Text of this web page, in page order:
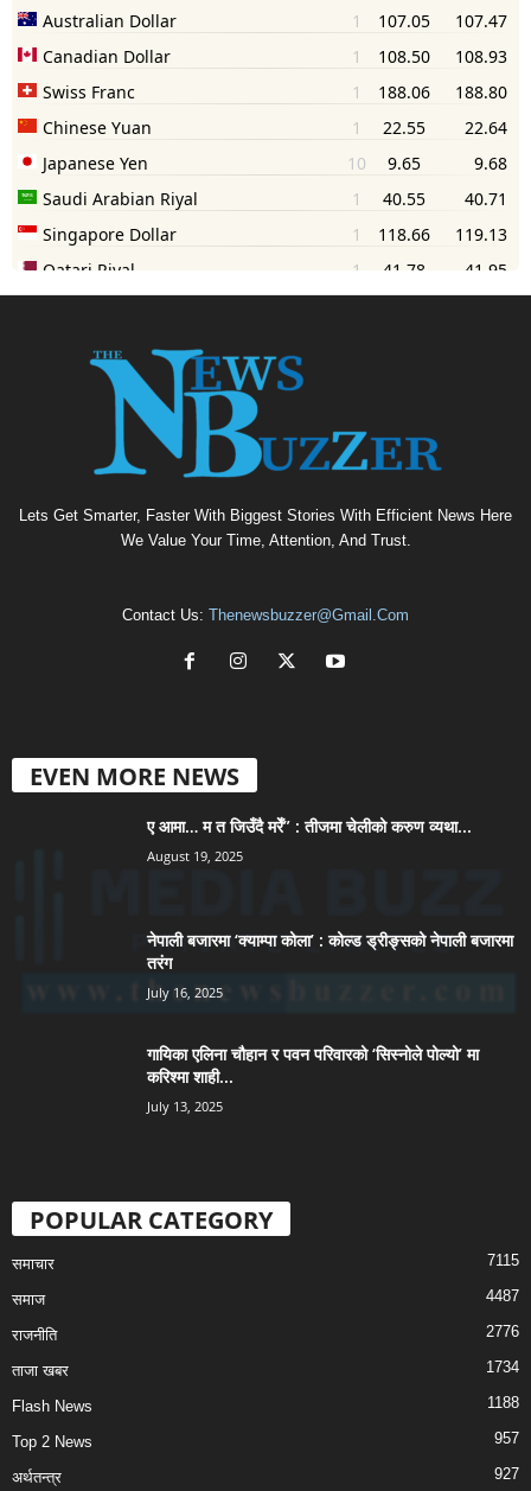
Lets Get Smarter, Faster With Biggest Stories With Efficient News Here
We Value Your Time, Attention, And Trust.
Contact Us: Thenewsbuzzer@gmail.com
EVEN MORE NEWS
ए आमा… म त जिउँदै मरेँ” : तीजमा चेलीको करुण व्यथा...
August 19, 2025
नेपाली बजारमा ‘क्याम्पा कोला’ : कोल्ड ड्रीङ्सको नेपाली बजारमा
तरंग
July 16, 2025
गायिका एलिना चौहान र पवन परिवारको ‘सिस्नोले पोल्यो’ मा
करिश्मा शाही...
July 13, 2025
POPULAR CATEGORY
समाचार 7115
समाज 4487
राजनीति 2776
ताजा खबर 1734
Flash News 1188
Top 2 News 957
अर्थतन्त्र 927